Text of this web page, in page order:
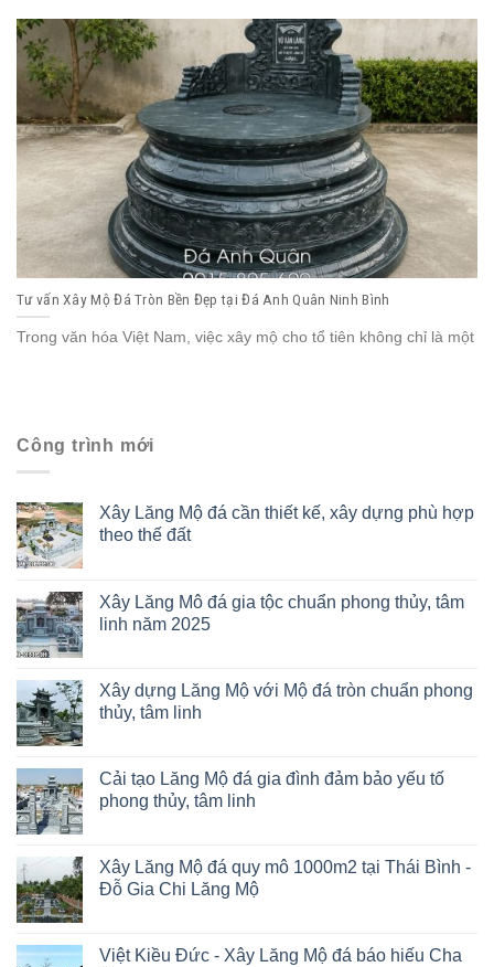
Tư vấn Xây Mộ Đá Tròn Bền Đẹp tại Đá Anh Quân Ninh Bình
Trong văn hóa Việt Nam, việc xây mộ cho tổ tiên không chỉ là một
Công trình mới
Xây Lăng Mộ đá cần thiết kế, xây dựng phù hợp
theo thế đất
Xây Lăng Mô đá gia tộc chuẩn phong thủy, tâm
linh năm 2025
Xây dựng Lăng Mộ với Mộ đá tròn chuẩn phong
thủy, tâm linh
Cải tạo Lăng Mộ đá gia đình đảm bảo yếu tố
phong thủy, tâm linh
Xây Lăng Mộ đá quy mô 1000m2 tại Thái Bình -
Đỗ Gia Chi Lăng Mộ
Việt Kiều Đức - Xây Lăng Mộ đá báo hiếu Cha